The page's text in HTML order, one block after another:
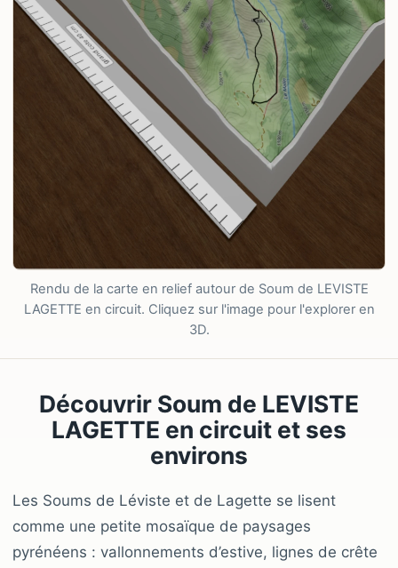
Rendu de la carte en relief autour de Soum de LEVISTE
LAGETTE en circuit. Cliquez sur l'image pour l'explorer en
3D.
Découvrir Soum de LEVISTE
LAGETTE en circuit et ses
environs
Les Soums de Léviste et de Lagette se lisent
comme une petite mosaïque de paysages
pyrénéens : vallonnements d’estive, lignes de crête